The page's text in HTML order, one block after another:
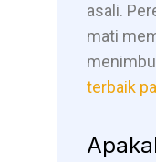
asali.
mati
terbaik